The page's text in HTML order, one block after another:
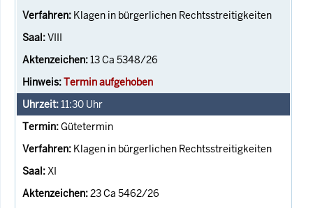
Klagen in bürgerlichen Rechtsstreitigkeiten
VIII
13 Ca 5348/26
Termin aufgehoben
11:30 Uhr
Gütetermin
Klagen in bürgerlichen Rechtsstreitigkeiten
XI
23 Ca 5462/26